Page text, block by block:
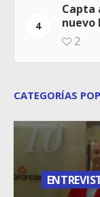
4
Capta
nuevo
2
CATEGORÍAS